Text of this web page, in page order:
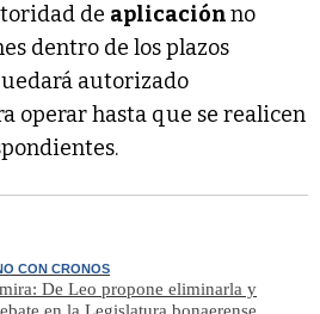
de aplicaciónno
dentro de los plazos
autorizado
operar hasta que se realicen
CON CRONOS
De Leo propone eliminarla y